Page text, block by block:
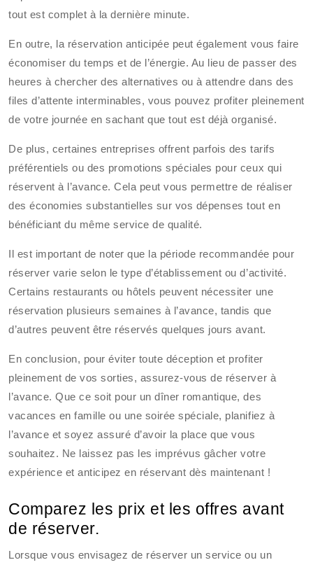
tout est complet à la dernière minute.
En outre, la réservation anticipée peut également vous faire
économiser du temps et de l’énergie. Au lieu de passer des
heures à chercher des alternatives ou à attendre dans des
files d’attente interminables, vous pouvez profiter pleinement
de votre journée en sachant que tout est déjà organisé.
De plus, certaines entreprises offrent parfois des tarifs
préférentiels ou des promotions spéciales pour ceux qui
réservent à l’avance. Cela peut vous permettre de réaliser
des économies substantielles sur vos dépenses tout en
bénéficiant du même service de qualité.
Il est important de noter que la période recommandée pour
réserver varie selon le type d’établissement ou d’activité.
Certains restaurants ou hôtels peuvent nécessiter une
réservation plusieurs semaines à l’avance, tandis que
d’autres peuvent être réservés quelques jours avant.
En conclusion, pour éviter toute déception et profiter
pleinement de vos sorties, assurez-vous de réserver à
l’avance. Que ce soit pour un dîner romantique, des
vacances en famille ou une soirée spéciale, planifiez à
l’avance et soyez assuré d’avoir la place que vous
souhaitez. Ne laissez pas les imprévus gâcher votre
expérience et anticipez en réservant dès maintenant !
Comparez les prix et les offres avant
de réserver.
Lorsque vous envisagez de réserver un service ou un